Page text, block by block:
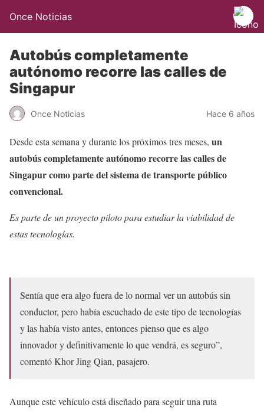
Once Noticias
Autobús completamente
autónomo recorre las calles de
Singapur
Once Noticias Hace 6 años
Desde esta semana y durante los próximos tres meses, un
autobús completamente autónomo recorre las calles de
Singapur como parte del sistema de transporte público
convencional.
Es parte de un proyecto piloto para estudiar la viabilidad de
estas tecnologías.
Sentía que era algo fuera de lo normal ver un autobús sin
conductor, pero había escuchado de este tipo de tecnologías
y las había visto antes, entonces pienso que es algo
innovador y definitivamente lo que vendrá, es seguro”,
comentó Khor Jing Qian, pasajero.
Aunque este vehículo está diseñado para seguir una ruta